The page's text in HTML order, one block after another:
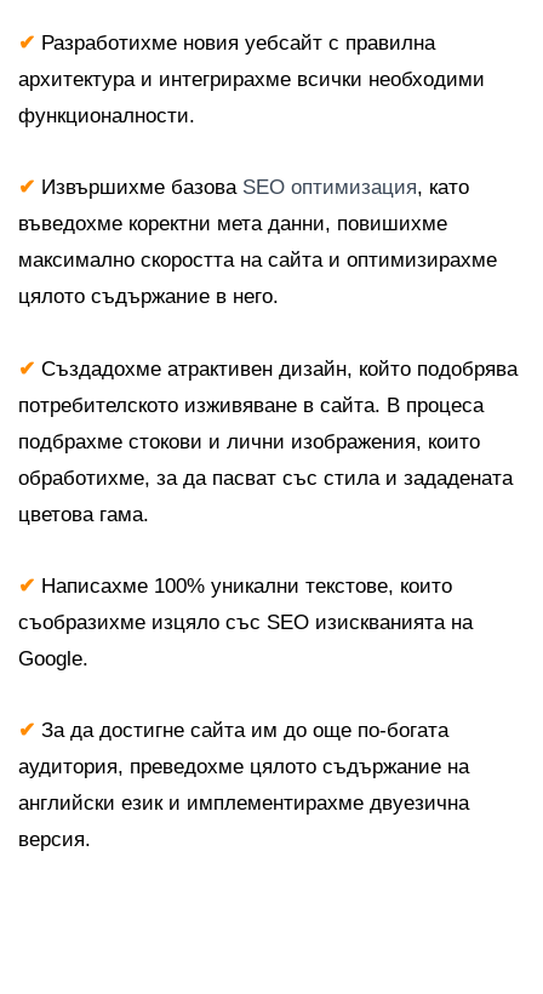
✔ Разработихме новия уебсайт с правилна
архитектура и интегрирахме всички необходими
функционалности.
✔ Извършихме базова SEO оптимизация, като
въведохме коректни мета данни, повишихме
максимално скоростта на сайта и оптимизирахме
цялото съдържание в него.
✔ Създадохме атрактивен дизайн, който подобрява
потребителското изживяване в сайта. В процеса
подбрахме стокови и лични изображения, които
обработихме, за да пасват със стила и зададената
цветова гама.
✔ Написахме 100% уникални текстове, които
съобразихме изцяло със SEO изискванията на
Google.
✔ За да достигне сайта им до още по-богата
аудитория, преведохме цялото съдържание на
английски език и имплементирахме двуезична
версия.